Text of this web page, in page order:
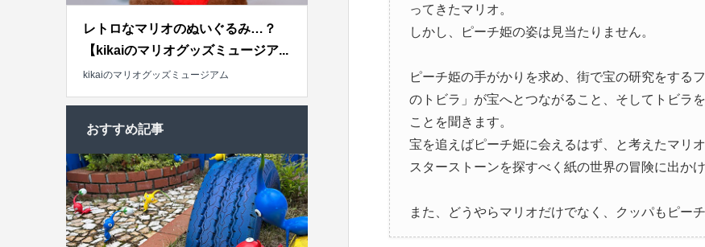
ってきたマリオ。
しかし、ピーチ姫の姿は見当たりません。
ピーチ姫の手がかりを求め、街で宝の研究をする
のトビラ」が宝へとつながること、そしてトビラ
ことを聞きます。
宝を追えばピーチ姫に会えるはず、と考えたマリ
スターストーンを探すべく紙の世界の冒険に出かけ
また、どうやらマリオだけでなく、クッパもピ
レトロなマリオのぬいぐるみ…？
【kikaiのマリオグッズミュージア...
kikaiのマリオグッズミュージアム
おすすめ記事